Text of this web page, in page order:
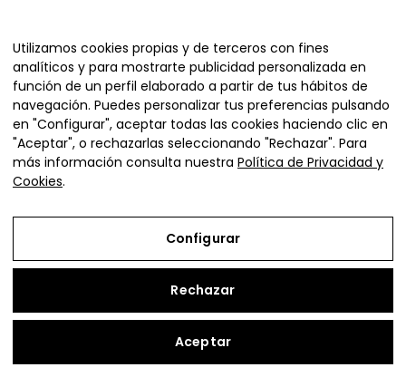
En el catálogo de La Nube Sofás contamos con diferentes
sillones tapizados en cuero, pero además muchos de...
Sillones de lectura
Si lo que buscas es un sillón cómodo para disfrutar de un
buen libro esta es tu sección. Aquí encontrarás los...
Catálogo de sillones para una persona, donde podrás
Utilizamos cookies propias y de terceros con fines
analíticos y para mostrarte publicidad personalizada en
función de un perfil elaborado a partir de tus hábitos de
navegación. Puedes personalizar tus preferencias pulsando
en "Configurar", aceptar todas las cookies haciendo clic en
"Aceptar", o rechazarlas seleccionando "Rechazar". Para
más información consulta nuestra Política de Privacidad y
Cookies.
Configurar
Rechazar
Aceptar